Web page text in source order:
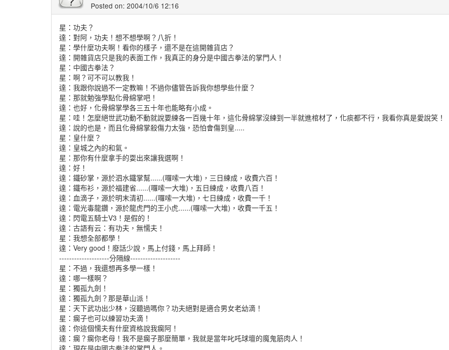
Posted on: 2004/10/6 12:16
星：功夫？
達：對阿，功夫！想不想學啊？八折！
星：學什麼功夫啊！看你的樣子，還不是在這開雜貨店？
達：開雜貨店只是我的表面工作，我真正的身分是中國古拳法的掌門人！
星：中國古拳法？
星：啊？可不可以教我！
達：我跟你說過不一定教嘛！不過你儘管告訴我你想學些什麼？
星：那就勉強學點化骨綿掌吧！
達：也好，化骨綿掌學各三五十年也能略有小成。
星：哇！怎麼絕世武功動不動就說要練各一百幾十年，這化骨綿掌沒練到一半就進棺材了，化痰都不行，我看你真是愛說笑！
達：說的也是，而且化骨綿掌殺傷力太強，恐怕會傷到皇.....
星：皇什麼？
達：皇城之內的和氣。
星：那你有什麼拿手的耍出來讓我選啊！
達：好！
達：鐵砂掌，源於泗水鐵掌幫......(囉嗦一大堆)，三日練成，收費六百！
達：鐵布衫，源於福建省......(囉嗦一大堆)，五日練成，收費八百！
達：血滴子，源於明末清初......(囉嗦一大堆)，七日練成，收費一千！
達：電光毒龍鑽，源於龍虎門的王小虎......(囉嗦一大堆)，收費一千五！
達：閃電五騎士V3！是假的！
達：古語有云：有功夫，無懦夫！
星：我想全部都學！
達：Very good！廢話少說，馬上付錢，馬上拜師！
--------------------分隔線--------------------
星：不過，我還想再多學一樣！
達：哪一樣啊？
星：獨孤九劍！
達：獨孤九劍？那是華山派！
星：天下武功出少林，沒聽過嗎你？功夫絕對是適合男女老幼滴！
星：瘸子也可以練習功夫滴！
達：你這個懦夫有什麼資格說我瘸阿！
達：瘸？瘸你老母！我不是瘸子那麼簡單，我就是當年叱吒球壇的魔鬼筋肉人！